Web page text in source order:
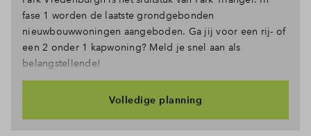
fase 1 worden de laatste grondgebonden
nieuwbouwwoningen aangeboden. Ga jij voor een rij- of
een 2 onder 1 kapwoning? Meld je snel aan als
belangstellende!
Volledige planning